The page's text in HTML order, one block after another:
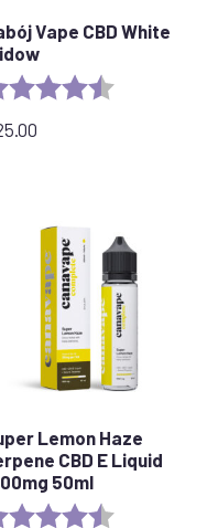
Vape CBD White
Lemon Haze
CBD E Liquid
50ml